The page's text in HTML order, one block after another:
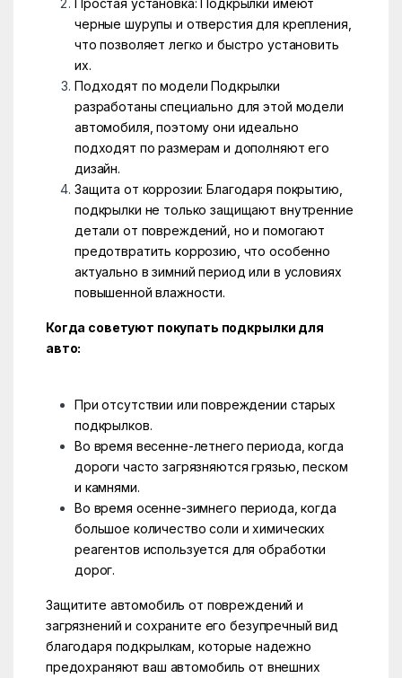
черные шурупы и отверстия для крепления,
что позволяет легко и быстро установить
их.
Подходят по модели Подкрылки
разработаны специально для этой модели
автомобиля, поэтому они идеально
подходят по размерам и дополняют его
дизайн.
Защита от коррозии: Благодаря покрытию,
подкрылки не только защищают внутренние
детали от повреждений, но и помогают
предотвратить коррозию, что особенно
актуально в зимний период или в условиях
повышенной влажности.
Когда советуют покупать подкрылки для
авто:
При отсутствии или повреждении старых
подкрылков.
Во время весенне-летнего периода, когда
дороги часто загрязняются грязью, песком
и камнями.
Во время осенне-зимнего периода, когда
большое количество соли и химических
реагентов используется для обработки
дорог.
Защитите автомобиль от повреждений и
загрязнений и сохраните его безупречный вид
благодаря подкрылкам, которые надежно
предохраняют ваш автомобиль от внешних